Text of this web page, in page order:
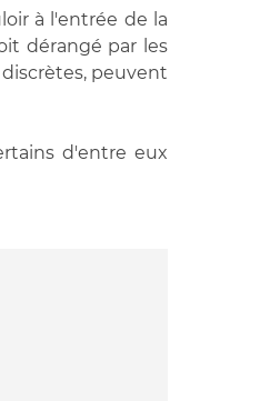
à l'entrée de la
dérangé par les
peuvent
d'entre eux